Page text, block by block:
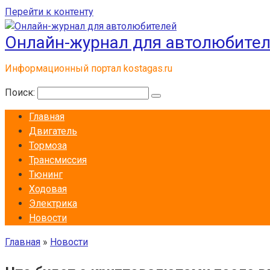
Перейти к контенту
Онлайн-журнал для
Информационный портал kostagas.ru
Поиск:
Главная
Двигатель
Тормоза
Трансмиссия
Тюнинг
Ходовая
Электрика
Новости
Главная » Новости